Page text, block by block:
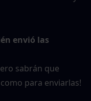
envió las
sabrán que
para enviarlas!